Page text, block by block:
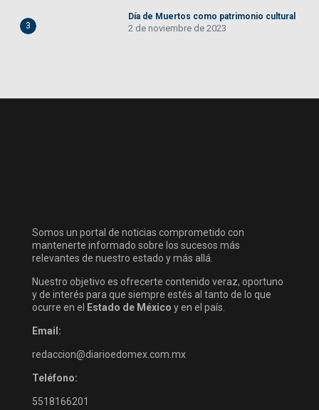
3
Día de Muertos como patrimonio cultural
2 de noviembre de 2023
Somos un portal de noticias comprometido con
mantenerte informado sobre los sucesos más
relevantes de nuestro estado y más allá.
Nuestro objetivo es ofrecerte contenido veraz, oportuno
y de interés para que siempre estés al tanto de lo que
ocurre en el
Estado de México y en el país.
Email:
redaccion@diarioedomex.com.mx
Teléfono:
5518166201